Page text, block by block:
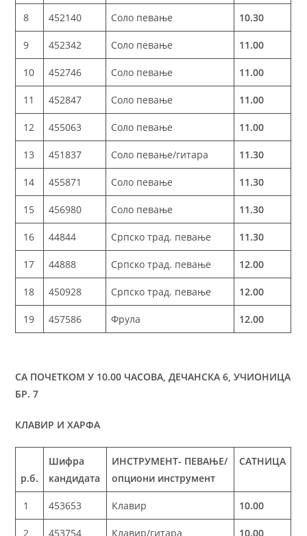
8 452140 Соло певање 10.30
9 452342 Соло певање 11.00
10 452746 Соло певање 11.00
11 452847 Соло певање 11.00
12 455063 Соло певање 11.00
13 451837 Соло певање/гитара 11.30
14 455871 Соло певање 11.30
15 456980 Соло певање 11.30
16 44844 Српско трад. певање 11.30
17 44888 Српско трад. певање 12.00
18 450928 Српско трад. певање 12.00
19 457586 Фрула 12.00
СА ПОЧЕТКОМ У 10.00 ЧАСОВА, ДЕЧАНСКА 6, УЧИОНИЦА
БР. 7
КЛАВИР И ХАРФА
р.б.
Шифра
кандидата
ИНСТРУМЕНТ- ПЕВАЊЕ/
опциони инструмент
САТНИЦА
1 453653 Клавир 10.00
2 453754 Клавир/гитара 10.00